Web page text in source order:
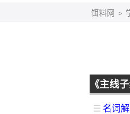
饵料网 >
《主线
☰ 名词